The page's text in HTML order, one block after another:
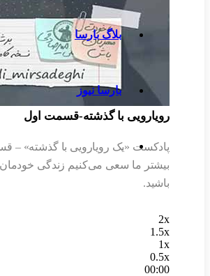
بلاگ بارسا
بارسا نیوز
رویارویی با گذشته-قسمت اول
پادکست «یک رویارویی با گذشته» –
بیشتر ما سعی می‌کنیم زندگی خودمان
باشید.
2x
1.5x
1x
0.5x
00:00